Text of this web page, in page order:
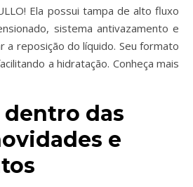
Ela possui tampa de alto fluxo
sistema antivazamento e
a reposição do líquido. Seu formato
a hidratação. Conheça mais
das
e